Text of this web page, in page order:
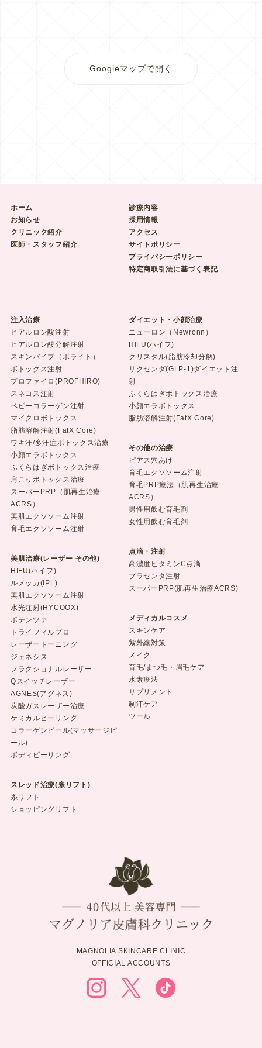
Googleマップで開く
ホーム
お知らせ
クリニック紹介
医師・スタッフ紹介
診療内容
採用情報
アクセス
サイトポリシー
プライバシーポリシー
特定商取引法に基づく表記
注入治療
ヒアルロン酸注射
ヒアルロン酸分解注射
スキンバイブ（ボライト）
ボトックス注射
プロファイロ(PROFHIRO)
スネコス注射
ベビーコラーゲン注射
マイクロボトックス
脂肪溶解注射(FatX Core)
ワキ汗/多汗症ボトックス治療
小顔エラボトックス
ふくらはぎボトックス治療
肩こりボトックス治療
スーパーPRP（肌再生治療
ACRS）
美肌エクソソーム注射
育毛エクソソーム注射
美肌治療(レーザー その他)
HIFU(ハイフ)
ルメッカ(IPL)
美肌エクソソーム注射
水光注射(HYCOOX)
ポテンツァ
トライフィルプロ
レーザートーニング
ジェネシス
フラクショナルレーザー
Qスイッチレーザー
AGNES(アグネス)
炭酸ガスレーザー治療
ケミカルピーリング
コラーゲンピール(マッサージピ
ール)
ボディピーリング
スレッド治療(糸リフト)
糸リフト
ショッピングリフト
ダイエット・小顔治療
ニューロン（Newronn）
HIFU(ハイフ)
クリスタル(脂肪冷却分解)
サクセンダ(GLP-1)ダイエット注
射
ふくらはぎボトックス治療
小顔エラボトックス
脂肪溶解注射(FatX Core)
その他の治療
ピアス穴あけ
育毛エクソソーム注射
育毛PRP療法（肌再生治療
ACRS）
男性用飲む育毛剤
女性用飲む育毛剤
点滴・注射
高濃度ビタミンC点滴
プラセンタ注射
スーパーPRP(肌再生治療ACRS)
メディカルコスメ
スキンケア
紫外線対策
メイク
育毛/まつ毛・眉毛ケア
水素療法
サプリメント
制汗ケア
ツール
MAGNOLIA SKINCARE CLINIC
OFFICIAL ACCOUNTS